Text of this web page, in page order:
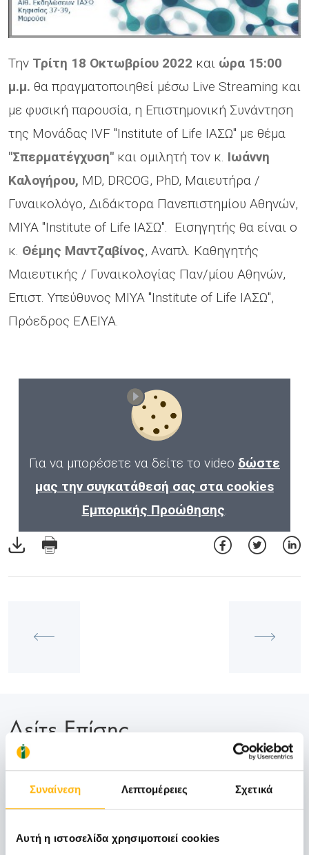
Συναίνεση Λεπτομέρειες Σχετικά
Αυτή η ιστοσελίδα χρησιμοποιεί cookies
Την Τρίτη 18 Οκτωβρίου 2022 και ώρα 15:00
μ.μ. θα πραγματοποιηθεί μέσω Live Streaming και
με φυσική παρουσία, η Επιστημονική Συνάντηση
της Μονάδας IVF "Institute of Life ΙΑΣΩ" με θέμα
"Σπερματέγχυση" και ομιλητή τον κ. Ιωάννη
Καλογήρου, MD, DRCOG, PhD, Μαιευτήρα /
Γυναικολόγο, Διδάκτορα Πανεπιστημίου Αθηνών,
ΜΙΥΑ "Institute of Life ΙΑΣΩ". Εισηγητής θα είναι ο
κ. Θέμης Μαντζαβίνος, Αναπλ. Καθηγητής
Μαιευτικής / Γυναικολογίας Παν/μίου Αθηνών,
Επιστ. Υπεύθυνος ΜΙΥΑ "Institute of Life ΙΑΣΩ",
Πρόεδρος ΕΛΕΙΥΑ.
Για να μπορέσετε να δείτε το video δώστε
μας την συγκατάθεσή σας στα cookies
Εμπορικής Προώθησης.
Δείτε Επίσης
06
06 - 07 ΝΟΕ